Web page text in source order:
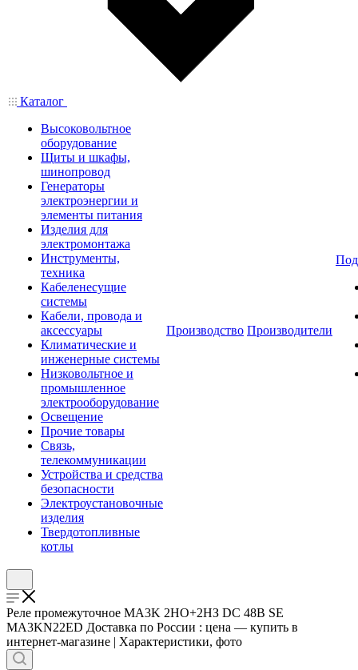
Каталог
Высоковольтное
оборудование
Щиты и шкафы,
шинопровод
Генераторы
электроэнергии и
элементы питания
Изделия для
электромонтажа
Инструменты,
техника
Кабеленесущие
системы
Кабели, провода и
аксессуары
Климатические и
инженерные системы
Низковольтное и
промышленное
электрооборудование
Освещение
Прочие товары
Связь,
телекоммуникации
Устройства и средства
безопасности
Электроустановочные
изделия
Твердотопливные
котлы
Производство Производители
Реле промежуточное MA3K 2НО+2НЗ DC 48В SE
MA3KN22ED Доставка по России : цена — купить в
интернет-магазине | Характеристики, фото